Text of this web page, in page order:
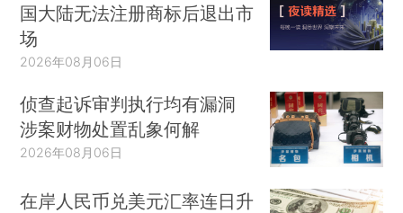
国大陆无法注册商标后退出市
场
2026年08月06日
侦查起诉审判执行均有漏洞
涉案财物处置乱象何解
2026年08月06日
在岸人民币兑美元汇率连日升